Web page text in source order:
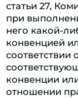
статьи 27,
при
него какой-
конвенцией
соответствии
конвенции
отношении